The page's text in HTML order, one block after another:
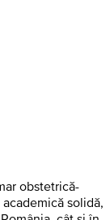
obstetrică-
solidă,